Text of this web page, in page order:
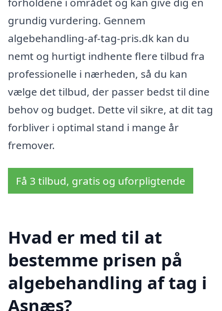
grundig vurdering. Gennem
algebehandling-af-tag-pris.dk kan du
nemt og hurtigt indhente flere tilbud fra
professionelle i nærheden, så du kan
vælge det tilbud, der passer bedst til dine
behov og budget. Dette vil sikre, at dit tag
forbliver i optimal stand i mange år
fremover.
Få 3 tilbud, gratis og uforpligtende
Hvad er med til at
bestemme prisen på
algebehandling af tag i
Asnæs?